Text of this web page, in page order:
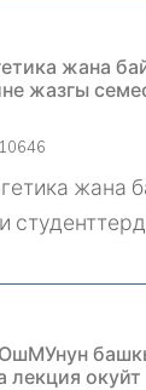
жана
жазгы
10646
жана
лекция окуйт